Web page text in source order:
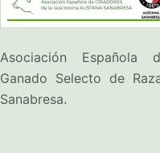
Asociación Española
Ganado Selecto de
Sanabresa.